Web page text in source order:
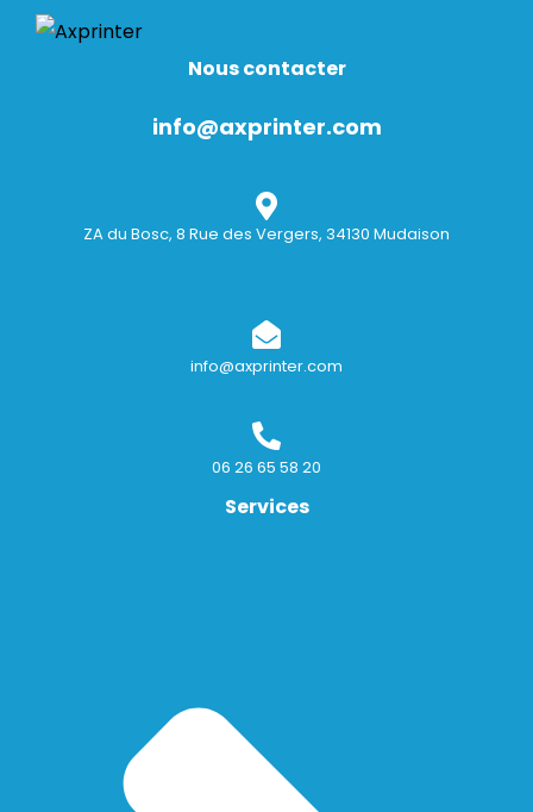
Nous contacter
info@axprinter.com
ZA du Bosc, 8 Rue des Vergers, 34130 Mudaison
info@axprinter.com
06 26 65 58 20
Services